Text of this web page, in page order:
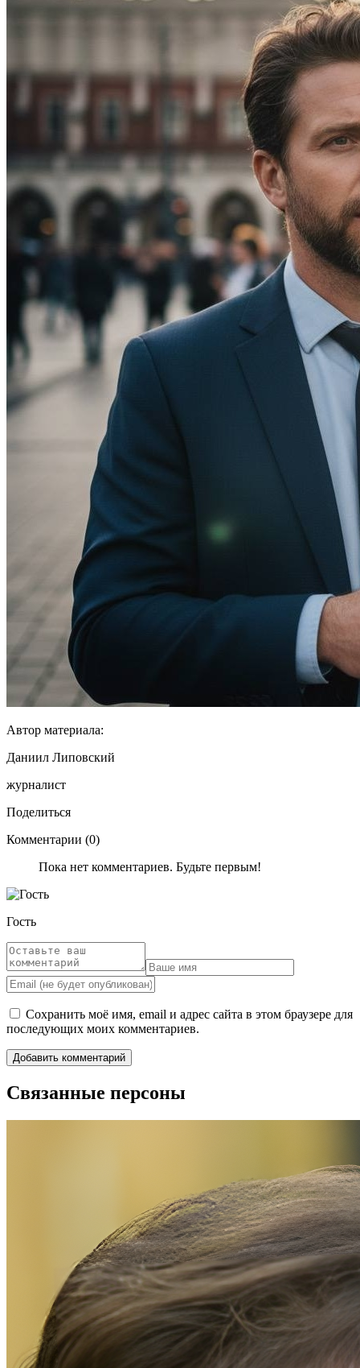
Автор материала:
Даниил Липовский
журналист
Поделиться
Комментарии (0)
Пока нет комментариев. Будьте первым!
Гость
Сохранить моё имя, email и адрес сайта в этом браузере для
последующих моих комментариев.
Связанные персоны